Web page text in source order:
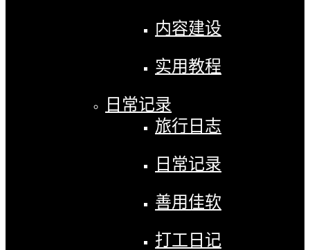
内容建设
实用教程
日常记录
旅行日志
日常记录
善用佳软
打工日记